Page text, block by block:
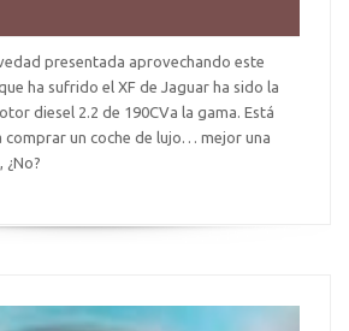
presentada aprovechando este
ha sufrido el XF de Jaguar ha sido la
diesel 2.2 de 190CVa la gama. Está
comprar un coche de lujo… mejor una
¿No?